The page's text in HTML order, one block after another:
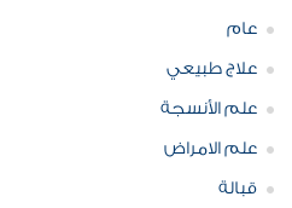
عام
علاج طبيعي
علم الأنسجة
علم الامراض
قبالة